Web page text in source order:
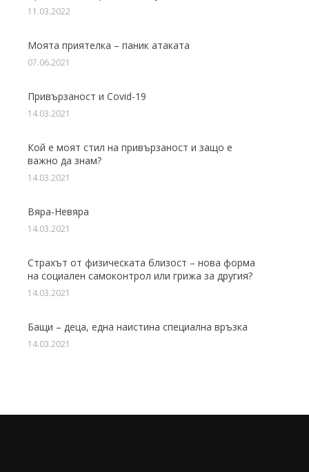
11.03.2022
Моята приятелка – паник атаката
07.06.2021
Привързаност и Covid-19
14.03.2021
Кой е моят стил на привързаност и защо е
важно да знам?
14.03.2021
Вяра-Невяра
14.03.2021
Страхът от физическата близост – нова форма
на социален самоконтрол или грижа за другия?
14.03.2021
Бащи – деца, една наистина специална връзка
14.03.2021